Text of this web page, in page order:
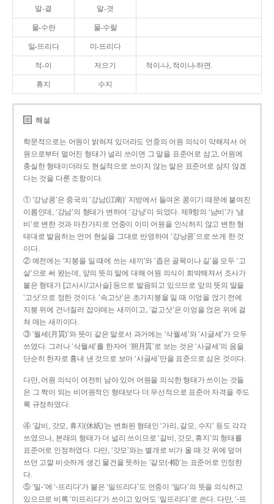
말-곁 말-겻
물-수란 물-수랄
밀-뜨리다 미-뜨리다
적-이 저으기 적이-나, 적이나-하면.
휴지 수지
해설
학문적으로는 어원이 밝혀져 있더라도 언중의 어원 의식이 약해져서 어
원으로부터 멀어진 형태가 널리 쓰이면 그 말을 표준어로 삼고, 어원에
충실한 형태이더라도 현실적으로 쓰이지 않는 말은 표준어로 삼지 않겠
다는 것을 다룬 조항이다.
① ‘강낭콩’은 중국의 ‘강남(江南)’ 지방에서 들여온 콩이기 때문에 붙여진
이름인데, ‘강남’의 형태가 변하여 ‘강낭’이 되었다. 제9항의 ‘남비’가 ‘냄
비’로 변한 것과 마찬가지로 언중이 이미 어원을 인식하지 않고 변한 형
태대로 발음하는 언어 현실을 그대로 반영하여 ‘강낭콩’으로 쓰게 한 것
이다.
② 예전에는 ‘지붕을 일 때에 쓰는 새끼’와 ‘좁은 골목이나 길’을 모두 ‘고
샅’으로 써 왔는데, 앞의 뜻의 말에 대해 어원 의식이 희박해져서 조사가
붙은 형태가 [고사시/고사슬] 등으로 발음되고 있으므로 앞의 뜻의 말을
‘고삿’으로 정한 것이다. ‘속고삿’은 초가지붕을 일 때 이엉을 얹기 전에
지붕 위에 건너질러 잡아매는 새끼이고, ‘겉고삿’은 이엉을 얹은 위에 걸
쳐 매는 새끼이다.
③ ‘월세(月貰)’와 뜻이 같은 말로서 과거에는 ‘삭월세’와 ‘사글세’가 모두
쓰였다. 그러나 ‘삭월세’를 한자어 ‘朔月貰’로 보는 것은 ‘사글세’의 음을
단순히 한자로 흉내 낸 것으로 보아 ‘사글세’만을 표준으로 삼은 것이다.
다만, 어원 의식이 여전히 남아 있어 어원을 의식한 형태가 쓰이는 것들
은 그 짝이 되는 비어원적인 형태보다 더 우선적으로 표준어 자격을 주도
록 규정하였다.
④ ‘갈비, 갓모, 휴지(休紙)’는 변화된 형태인 ‘가리, 갈모, 수지’ 등도 각각
쓰였으나, 본래의 형태가 더 널리 쓰이므로 ‘갈비, 갓모, 휴지’의 형태를
표준어로 인정하였다. 다만, ‘갓모’와는 별개로 비가 올 때 갓 위에 덮어
쓰던 고깔 비슷하게 생긴 물건을 뜻하는 ‘갈모(-帽)’는 표준어로 인정한
다.
⑤ ‘밀-’에 ‘-뜨리다’가 붙은 ‘밀뜨리다’도 언중이 ‘밀다’의 뜻을 의식하고
있으므로 비록 ‘미뜨리다’가 쓰이고 있어도 ‘밀뜨리다’로 쓴다. 다만, ‘-뜨